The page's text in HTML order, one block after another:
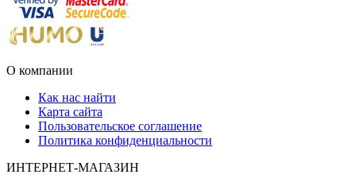
О компании
Как нас найти
Карта сайта
Пользовательское соглашение
Политика конфиденциальности
ИНТЕРНЕТ-МАГАЗИН